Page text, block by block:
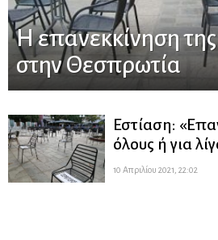
H επανεκκίνηση
στην Θεσπρωτία
Εστίαση:
όλους ή για
10 Απριλίου 2021, 22:02